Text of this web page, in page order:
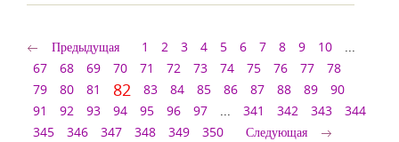
Предыдущая 1 2 3 4 5 6 7 8 9 10
...
67
68 69 70 71 72 73 74 75 76 77
78
79
80 81 82 83 84 85 86 87 88 89
90
91
92 93 94 95 96 97 ... 341 342 343
344
345
346 347 348 349 350 Следующая